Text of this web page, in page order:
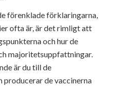
förenklade förklaringarna,
ofta är, är det rimligt att
och hur de
majoritetsuppfattningar.
är du till de
producerar de vaccinerna